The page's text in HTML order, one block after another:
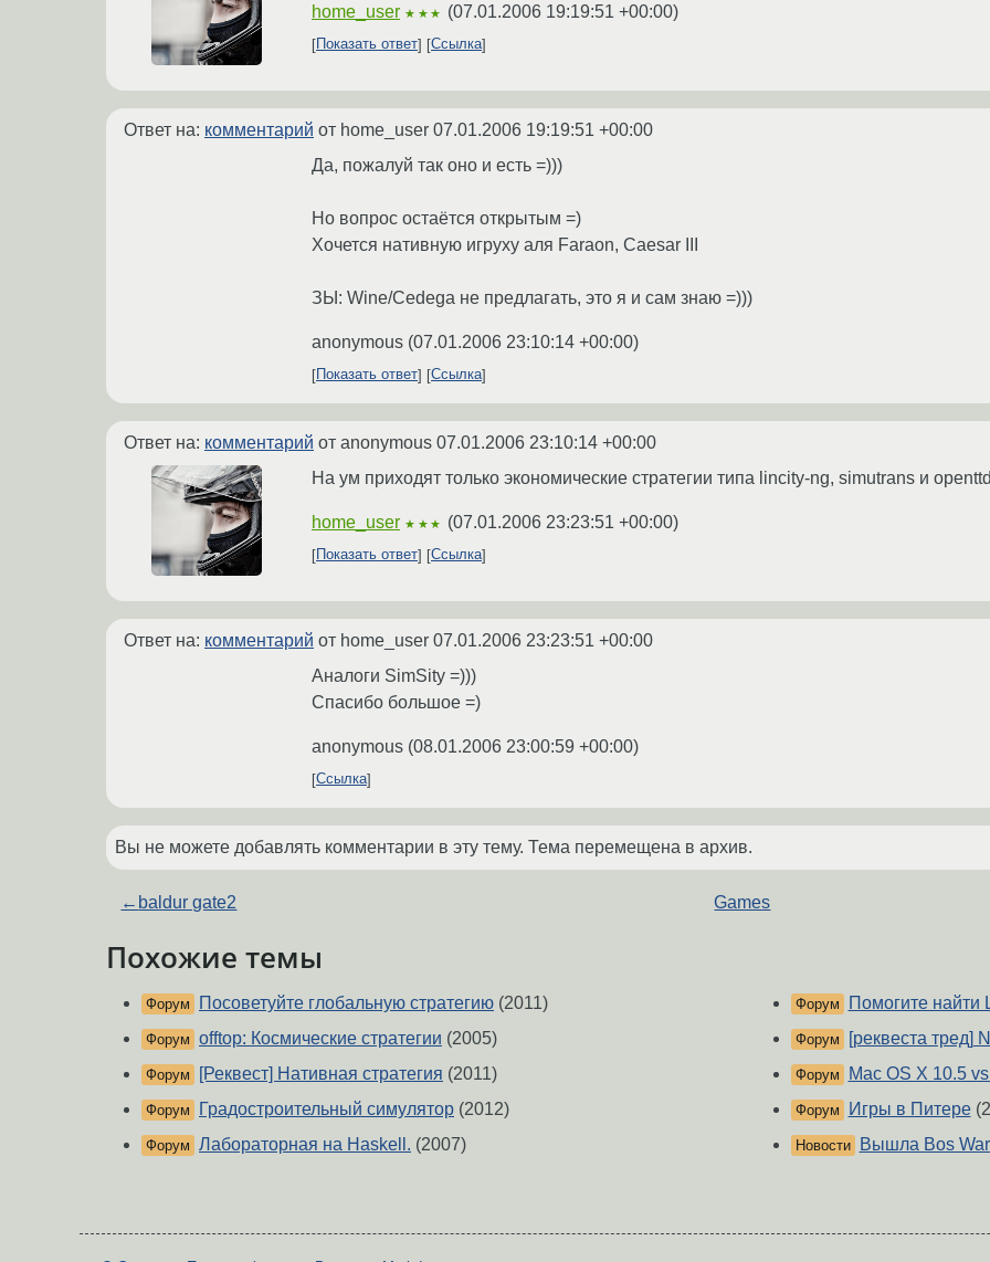
home_user ★★★ (07.01.2006 19:19:51 +00:00)
Показать ответ Ссылка
Ответ на: комментарий от home_user 07.01.2006 19:19:51 +00:00
Да, пожалуй так оно и есть =)))
Но вопрос остаётся открытым =)
Хочется нативную игруху аля Faraon, Caesar III
ЗЫ: Wine/Cedega не предлагать, это я и сам знаю =)))
anonymous (07.01.2006 23:10:14 +00:00)
Показать ответ Ссылка
Ответ на: комментарий от anonymous 07.01.2006 23:10:14 +00:00
На ум приходят только экономические стратегии типа lincity-ng, simutrans и
home_user ★★★ (07.01.2006 23:23:51 +00:00)
Показать ответ Ссылка
Ответ на: комментарий от home_user 07.01.2006 23:23:51 +00:00
Аналоги SimSity =)))
Спасибо большое =)
anonymous (08.01.2006 23:00:59 +00:00)
Ссылка
Вы не можете добавлять комментарии в эту тему. Тема перемещена в архив.
← baldur gate2 Games
Похожие темы
Форум Посоветуйте глобальную стратегию (2011)
Форум offtop: Космические стратегии (2005)
Форум [Реквест] Нативная стратегия (2011)
Форум Градостроительный симулятор (2012)
Форум Лабораторная на Haskell. (2007)
Форум Помогите найти
Форум [реквеста тред]
Форум Mac OS X 10.5
Форум Игры в Питере
Новости Вышла Bos